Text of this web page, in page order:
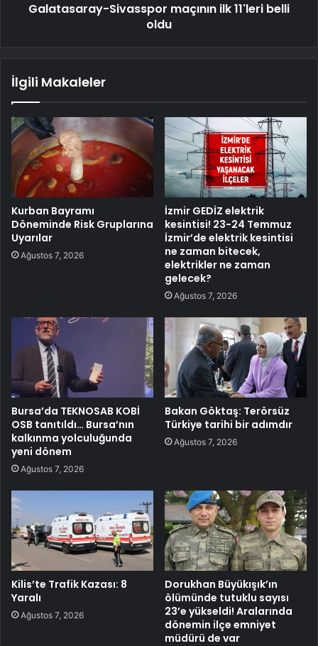
Galatasaray-Sivasspor maçının ilk 11'leri belli
oldu
İlgili Makaleler
Kurban Bayramı
Döneminde Risk Gruplarına
Uyarılar
Ağustos 7, 2026
İzmir GEDİZ elektrik
kesintisi! 23-24 Temmuz
İzmir’de elektrik kesintisi
ne zaman bitecek,
elektrikler ne zaman
gelecek?
Ağustos 7, 2026
Bursa’da TEKNOSAB KOBİ
OSB tanıtıldı… Bursa’nın
kalkınma yolculuğunda
yeni dönem
Ağustos 7, 2026
Bakan Göktaş: Terörsüz
Türkiye tarihi bir adımdır
Ağustos 7, 2026
Kilis’te Trafik Kazası: 8
Yaralı
Ağustos 7, 2026
Dorukhan Büyükışık’ın
ölümünde tutuklu sayısı
23’e yükseldi! Aralarında
dönemin ilçe emniyet
müdürü de var